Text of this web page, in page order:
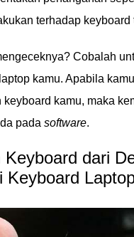
terhadap keyboard
Cobalah
laptop kamu. Apabila
kamu, maka
pada software.
Keyboard dari
Keyboard